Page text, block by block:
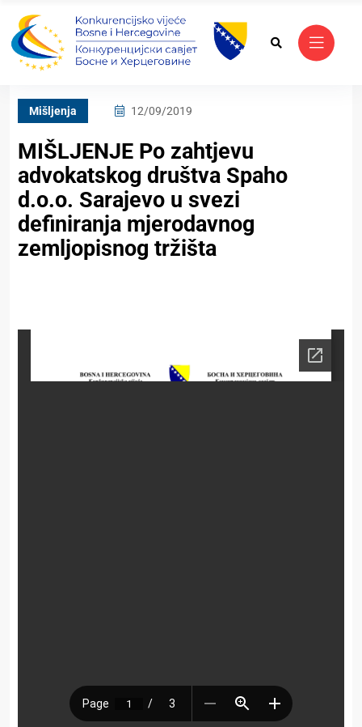
Mišljenja 12/09/2019
MIŠLJENJE Po zahtjevu
advokatskog društva Spaho
d.o.o. Sarajevo u svezi
definiranja mjerodavnog
zemljopisnog tržišta